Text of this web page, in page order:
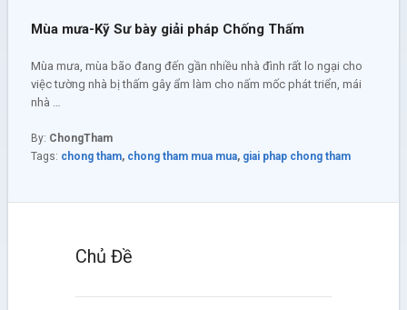
Mùa mưa-Kỹ Sư bày giải pháp Chống Thấm
Mùa mưa, mùa bão đang đến gần nhiều nhà đình rất lo ngại cho
việc tường nhà bị thấm gây ẩm làm cho nấm mốc phát triển, mái
nhà …
By: ChongTham
Tags: chong tham, chong tham mua mua, giai phap chong tham
Chủ Đề